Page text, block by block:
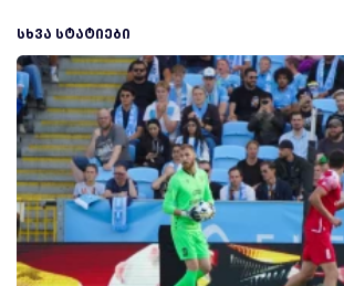
ᲡᲮᲕᲐ ᲡᲢᲐᲢᲘᲔᲑᲘ